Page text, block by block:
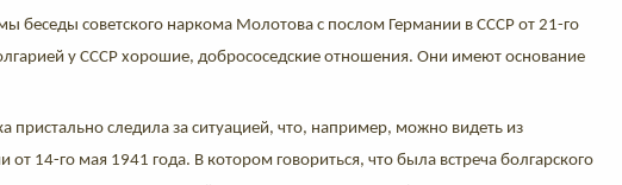
беседы советского наркома Молотова с послом Германии в СССР от 21-го
у СССР хорошие, добрососедские отношения. Они имеют основание
пристально следила за ситуацией, что, например, можно видеть из
от 14-го мая 1941 года. В котором говориться, что была встреча болгарского